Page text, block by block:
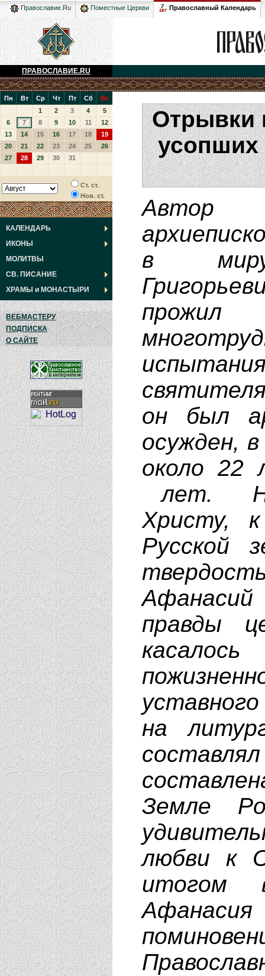
Православие.Ru Поместные Церкви Православный Календарь
ПРАВОСЛАВИЕ.RU
Пн Вт Ср Чт Пт Сб
Вс
1
2 3 4
5
6
7 8 9 10 11
12
13
14 15 16 17 18
19
20
21 22 23 24 25
26
27
28 29 30 31
Ст. ст.
Нов. ст.
КАЛЕНДАРЬ
ИКОНЫ
МОЛИТВЫ
СВ. ПИСАНИЕ
ХРАМЫ и МОНАСТЫРИ
ВЕБМАСТЕРУ
ПОДПИСКА
О САЙТЕ
Отрывки
усопших
в
он был
осужден,
около 22
лет.
Христу,
Русской
правды
на
Земле
любви к
итогом